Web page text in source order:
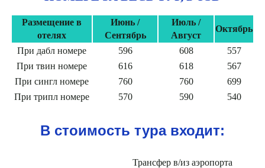
Размещение в
отелях
Июнь /
Сентябрь
Июль /
Август
Октябрь
При дабл номере 596 608
557
При твин номере
616 618
567
При сингл номере
760 760
699
При трипл номере
570 590 540
В стоимость тура входит:
Трансфер в/из аэропорта